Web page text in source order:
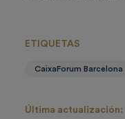
ETIQUETAS
CaixaForum Barcelona
Última actualización: